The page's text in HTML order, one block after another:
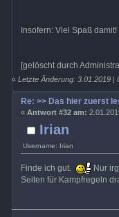
Insofern: Viel Spaß damit!
[gelöscht durch
«Letzte Änderung: 3.01.2019 |
Irian
Username: Irian
Re: >> Das hier zuerst
« Antwort #32 am:
Finde ich gut.
Nur
Seiten für Kampfregeln